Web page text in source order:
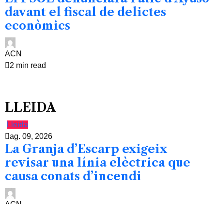
davant el fiscal de delictes
econòmics
ACN
2 min read
LLEIDA
Lleida
ag. 09, 2026
La Granja d’Escarp exigeix
revisar una línia elèctrica que
causa conats d’incendi